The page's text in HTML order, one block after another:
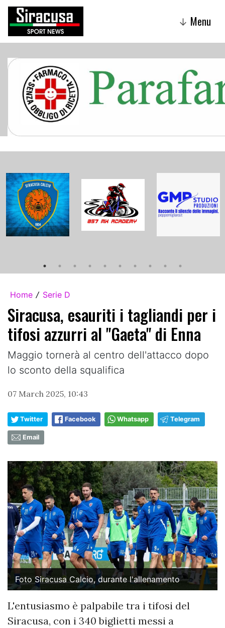
↓ Menu
Home / Serie D
Siracusa, esauriti i tagliandi per i
tifosi azzurri al "Gaeta" di Enna
Maggio tornerà al centro dell'attacco dopo
lo sconto della squalifica
07 March 2025, 10:43
Twitter Facebook Whatsapp Telegram
Email
Foto Siracusa Calcio, durante l'allenamento
L'entusiasmo è palpabile tra i tifosi del
Siracusa, con i 340 biglietti messi a